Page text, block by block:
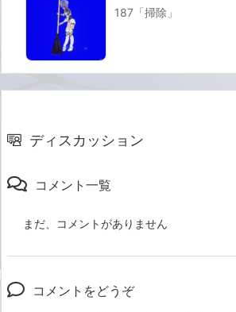
187「掃除」
ディスカッション
コメント一覧
まだ、コメントがありません
コメントをどうぞ